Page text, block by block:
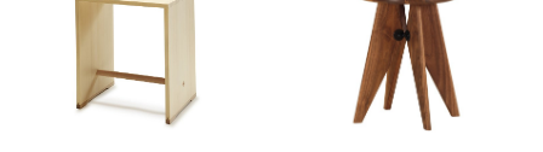
Bürodrehstühle
Konferenzstühle